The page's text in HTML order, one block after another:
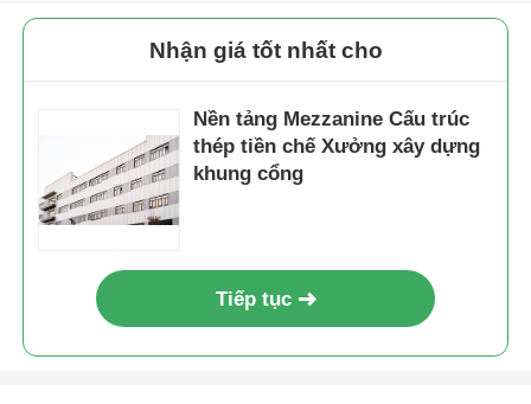
Nhận giá tốt nhất cho
Nền tảng Mezzanine Cấu trúc
thép tiền chế Xưởng xây dựng
khung cổng
Tiếp tục